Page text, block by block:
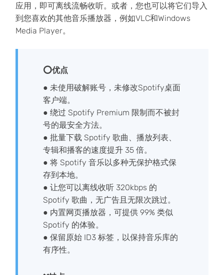
应用，即可离线流畅收听。或者，您也可以将它们导入
到您喜欢的其他音乐播放器，例如VLC和Windows
Media Player。
⭕优点
● 未使用破解账号，未修改Spotify桌面
客户端。
● 绕过 Spotify Premium 限制而不被封
号的最安全方法。
● 批量下载 Spotify 歌曲、播放列表、
专辑和播客的速度提升 35 倍。
● 将 Spotify 音乐以多种无保护格式保
存到本地。
● 让您可以离线收听 320kbps 的
Spotify 歌曲，无广告且无限次跳过。
● 内置网页播放器，可提供 99% 类似
Spotify 的体验。
● 保留原始 ID3 标签，以保持音乐库的
有序性。